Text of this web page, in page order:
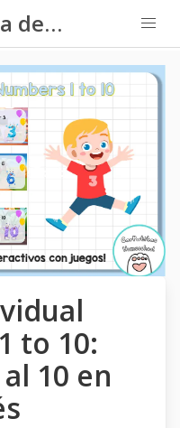
de
to 10:
10 en